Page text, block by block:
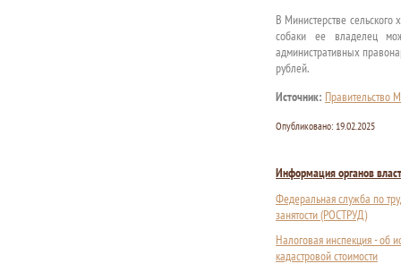
В Министерстве сельского
собаки ее владелец
административных
рублей.
Источник: Правительство
Опубликовано: 19.02.2025
Информация органов
Федеральная служба по
занятости (РОСТРУД)
Налоговая инспекция - об
кадастровой стоимости